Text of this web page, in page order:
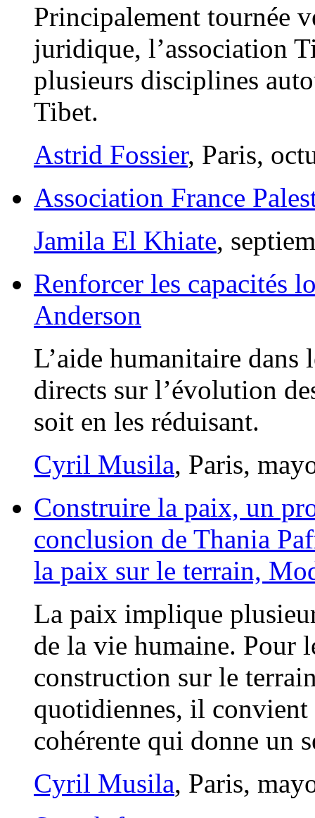
Principalement tournée
juridique, l’association
plusieurs disciplines
Tibet.
Astrid Fossier, Paris,
Association France
Jamila El Khiate,
Renforcer les capacités
Anderson
L’aide humanitaire dans
directs sur l’évolution
soit en les réduisant.
Cyril Musila, Paris,
Construire la paix, un
conclusion de Thania
la paix sur le terrain,
La paix implique
de la vie humaine. Pour
construction sur le
quotidiennes, il
cohérente qui donne un
Cyril Musila, Paris,